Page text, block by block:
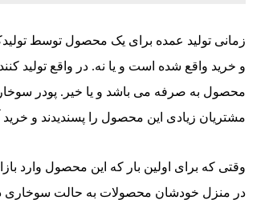
زمانی تولید عمده برای یک محصول توسط
و خرید واقع شده است و یا نه. در واقع تولید‌
محصول به صرفه می باشد و یا خیر. پودر
مشتریان زیادی این محصول را پسندیدند و
وقتی که برای اولین بار که این محصول وارد
در منزل خودشان محصولات به حالت سوخاری در